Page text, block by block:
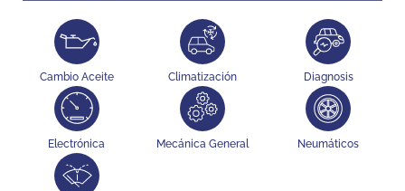
Cambio Aceite Climatización Diagnosis
Electrónica Mecánica General Neumáticos